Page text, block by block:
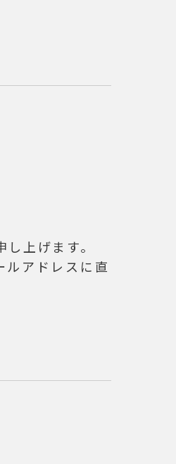
上げます。
ルアドレスに直